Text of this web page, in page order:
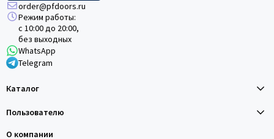
order@pfdoors.ru
Режим работы:
с 10:00 до 20:00,
без выходных
WhatsApp
Telegram
Каталог
Пользователю
О компании